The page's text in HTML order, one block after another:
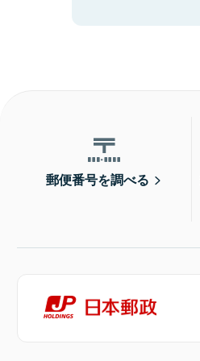
郵便番号を調べる